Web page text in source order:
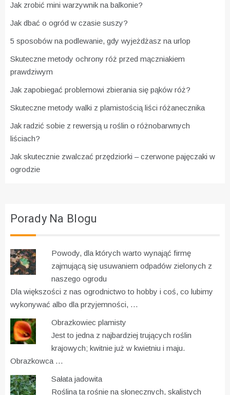
Jak zrobić mini warzywnik na balkonie?
Jak dbać o ogród w czasie suszy?
5 sposobów na podlewanie, gdy wyjeżdżasz na urlop
Skuteczne metody ochrony róż przed mączniakiem
prawdziwym
Jak zapobiegać problemowi zbierania się pąków róż?
Skuteczne metody walki z plamistością liści różanecznika
Jak radzić sobie z rewersją u roślin o różnobarwnych
liściach?
Jak skutecznie zwalczać przędziorki – czerwone pajęczaki w
ogrodzie
Porady Na Blogu
Powody, dla których warto wynająć firmę
zajmującą się usuwaniem odpadów zielonych z
naszego ogrodu
Dla większości z nas ogrodnictwo to hobby i coś, co lubimy
wykonywać albo dla przyjemności, …
Obrazkowiec plamisty
Jest to jedna z najbardziej trujących roślin
krajowych; kwitnie już w kwietniu i maju.
Obrazkowca …
Sałata jadowita
Roślina ta rośnie na słonecznych, skalistych